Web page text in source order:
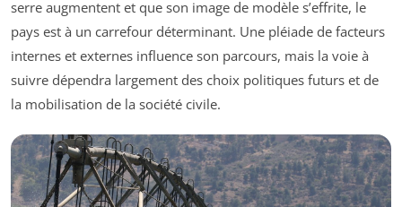
serre augmentent et que son image de modèle s’effrite, le
pays est à un carrefour déterminant. Une pléiade de facteurs
internes et externes influence son parcours, mais la voie à
suivre dépendra largement des choix politiques futurs et de
la mobilisation de la société civile.